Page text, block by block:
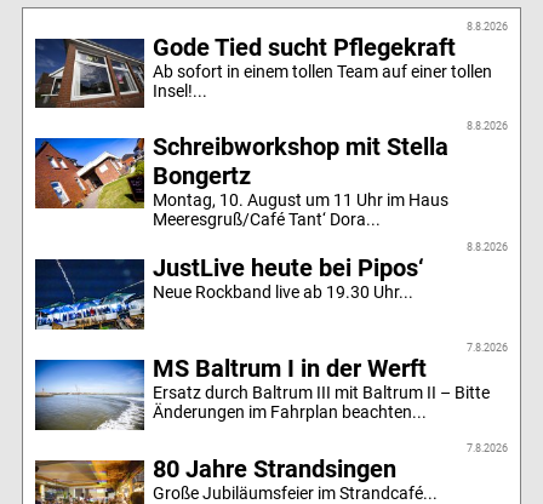
8.8.2026
Gode Tied sucht Pflegekraft
Ab sofort in einem tollen Team auf einer tollen
Insel!...
8.8.2026
Schreibworkshop mit Stella
Bongertz
Montag, 10. August um 11 Uhr im Haus
Meeresgruß/Café Tant‘ Dora...
8.8.2026
JustLive heute bei Pipos‘
Neue Rockband live ab 19.30 Uhr...
7.8.2026
MS Baltrum I in der Werft
Ersatz durch Baltrum III mit Baltrum II – Bitte
Änderungen im Fahrplan beachten...
7.8.2026
80 Jahre Strandsingen
Große Jubiläumsfeier im Strandcafé...